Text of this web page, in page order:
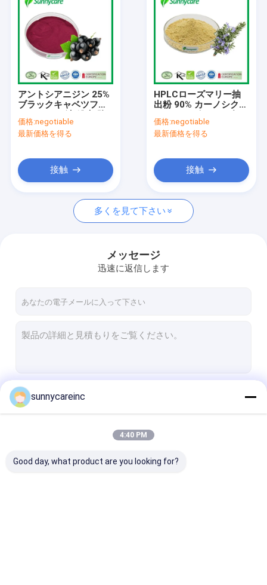
製品
会社案内
品質管理
お問い合わせ
ニュース
見積依頼
植物エキスパウダー
動物 栄養 の 成分
植物薬草抽出物
アントシアニジン 25%
ブラックキャベツフル
骨 ニグラム L.
価格:negotiable
最新価格を得る
接触
HPLCローズマリー抽
出粉 90% カーノシク酸
95% ウルソリック酸
価格:negotiable
最新価格を得る
接触
多くを見て下さい
メッセージ
迅速に返信します
sunnycareinc
4:40 PM
Good day, what product are you looking for?